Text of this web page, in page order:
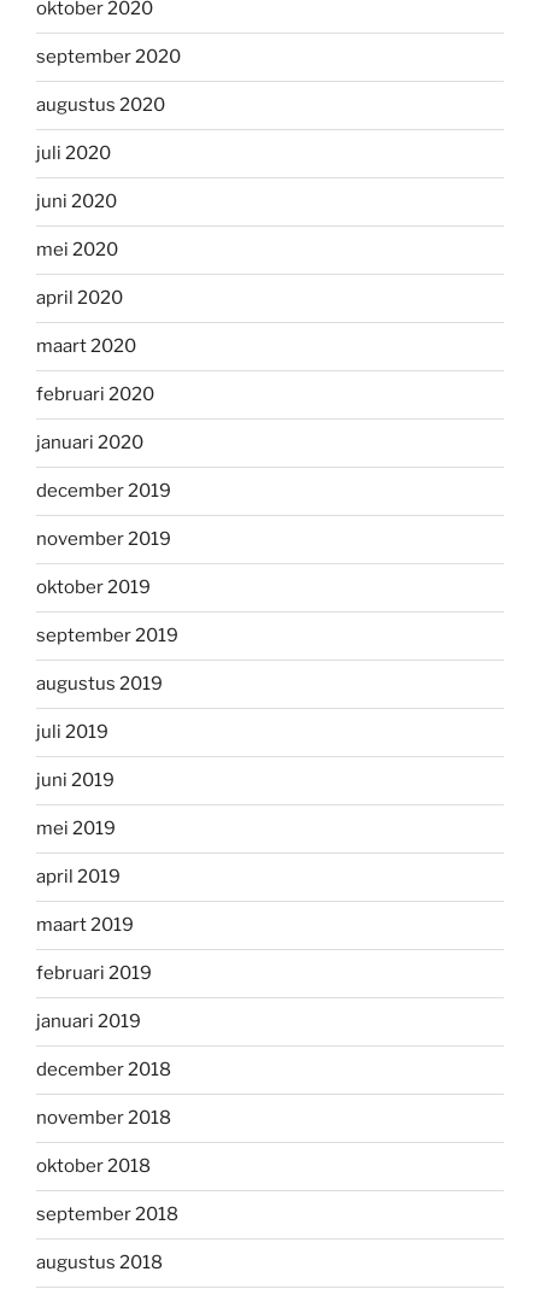
oktober 2020
september 2020
augustus 2020
juli 2020
juni 2020
mei 2020
april 2020
maart 2020
februari 2020
januari 2020
december 2019
november 2019
oktober 2019
september 2019
augustus 2019
juli 2019
juni 2019
mei 2019
april 2019
maart 2019
februari 2019
januari 2019
december 2018
november 2018
oktober 2018
september 2018
augustus 2018